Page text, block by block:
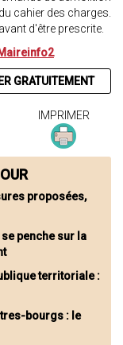
cahier des charges.
d'être prescrite.
GRATUITEMENT
IMPRIMER
proposées,
penche sur la
territoriale :
bourgs : le